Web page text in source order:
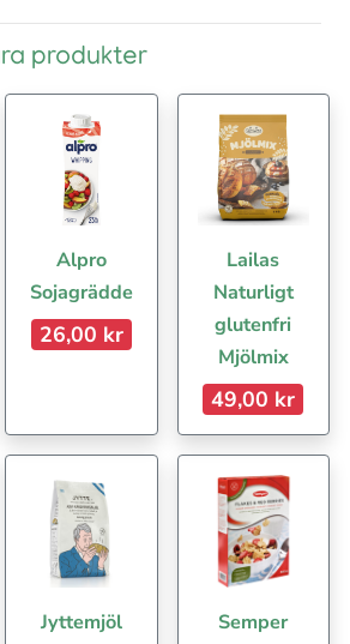
produkter
Alpro
Sojagrädde
26,00 kr
Lailas
Naturligt
glutenfri
Mjölmix
49,00 kr
Jyttemjöl
Semper